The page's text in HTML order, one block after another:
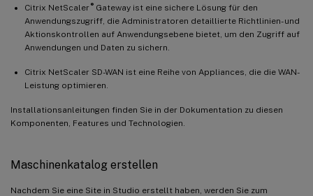
Citrix NetScaler ®Gateway ist eine sichere Lösung für den
Anwendungszugriff, die Administratoren detaillierte Richtlinien- und
Aktionskontrollen auf Anwendungsebene bietet, um den Zugriff auf
Anwendungen und Daten zu sichern.
Citrix NetScaler SD-WAN ist eine Reihe von Appliances, die die WAN-
Leistung optimieren.
Installationsanleitungen finden Sie in der Dokumentation zu diesen
Komponenten, Features und Technologien.
Maschinenkatalog erstellen
Nachdem Sie eine Site in Studio erstellt haben, werden Sie zum